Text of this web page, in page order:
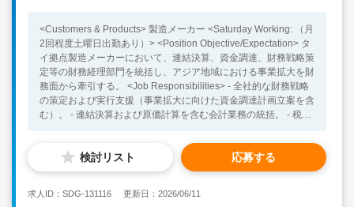
<Customers & Products> 製造メーカー <Saturday Working: （月
2回程度土曜日出勤あり）> <Position Objective/Expectation> タ
イ拠点製造メーカーにおいて、連結決算、資金調達、財務戦略策
定等の財務経理部門を統括し、アジア地域における事業拡大を財
務面から牽引する。 <Job Responsibilities> - 全社的な財務戦略
の策定および実行支援（事業拡大に向けた資金調達計画立案を含
む）。 - 連結決算および原価計算を含む会計業務の統括。 - 税務
告書の分析、評価、および経営陣への提案。 - 予算管理、予算編
成、および実績評価のプロセスの主導。 - 事業計画の作成、企業
価値算定、設備投資評価を含む財務分析業務の実行。 - 銀行との
（CF）レポートの作成と管理。 - 日本人駐在員に関わる人事・
検討リスト 応募する
求人ID：SDG-131116 更新日：2026/06/11